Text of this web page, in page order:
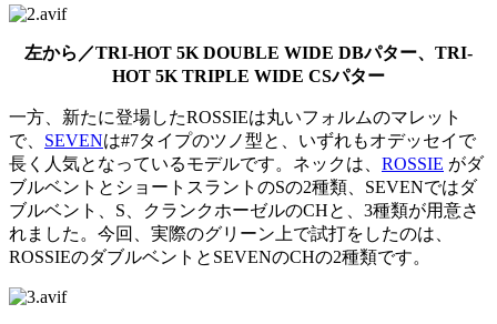
左から／TRI-HOT 5K DOUBLE WIDE DBパター、TRI-
HOT 5K TRIPLE WIDE CSパター
一方、新たに登場したROSSIEは丸いフォルムのマレット
で、 SEVENは#7タイプのツノ型と、いずれもオデッセイで
長く人気となっているモデルです。ネックは、 ROSSIE がダ
ブルベントとショートスラントのSの2種類、SEVENではダ
ブルベント、S、クランクホーゼルのCHと、3種類が用意さ
れました。今回、実際のグリーン上で試打をしたのは、
ROSSIEのダブルベントとSEVENのCHの2種類です。